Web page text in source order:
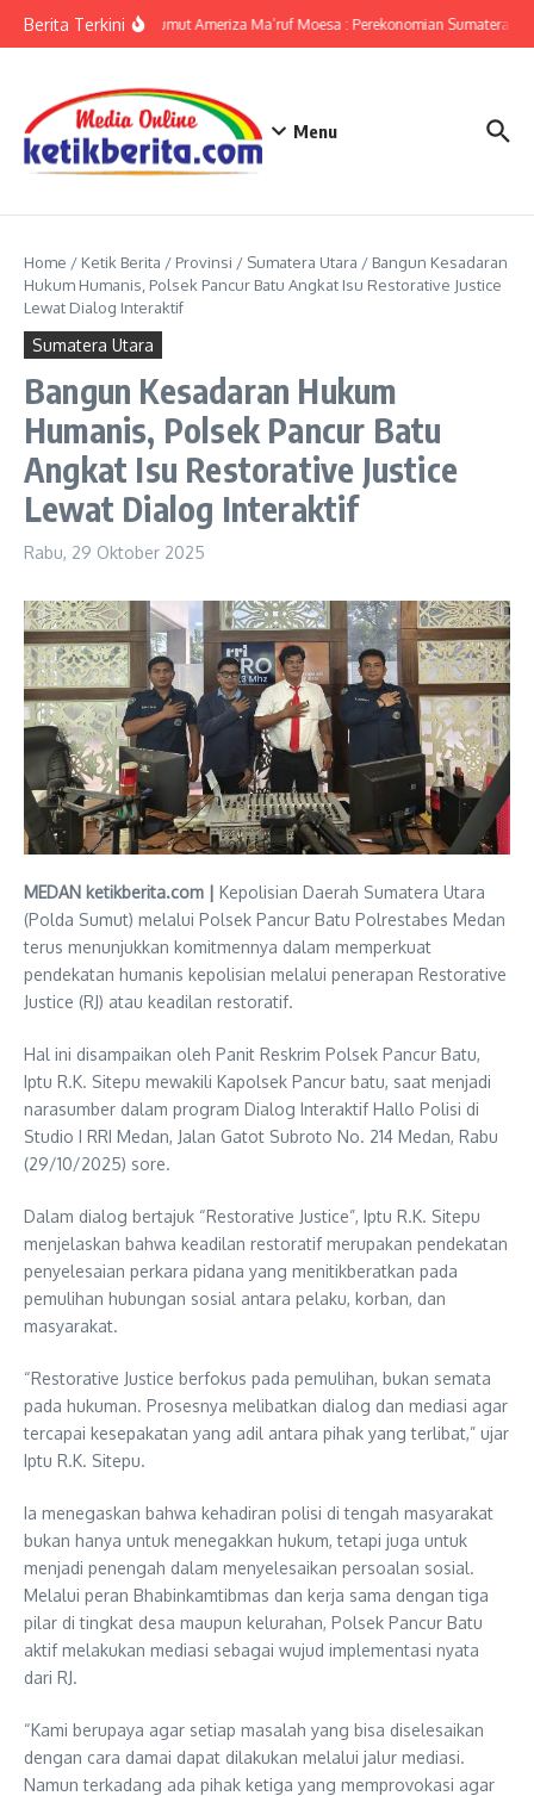
Berita TerkiniKPwBI Sumut Ameriza Ma’ruf Moesa : Perekonomian Sumatera
Menu
Home / Ketik Berita / Provinsi / Sumatera Utara / Bangun Kesadaran
Hukum Humanis, Polsek Pancur Batu Angkat Isu Restorative Justice
Lewat Dialog Interaktif
Sumatera Utara
Bangun Kesadaran Hukum
Humanis, Polsek Pancur Batu
Angkat Isu Restorative Justice
Lewat Dialog Interaktif
Rabu, 29 Oktober 2025
MEDAN ketikberita.com | Kepolisian Daerah Sumatera Utara
(Polda Sumut) melalui Polsek Pancur Batu Polrestabes Medan
terus menunjukkan komitmennya dalam memperkuat
pendekatan humanis kepolisian melalui penerapan Restorative
Justice (RJ) atau keadilan restoratif.
Hal ini disampaikan oleh Panit Reskrim Polsek Pancur Batu,
Iptu R.K. Sitepu mewakili Kapolsek Pancur batu, saat menjadi
narasumber dalam program Dialog Interaktif Hallo Polisi di
Studio I RRI Medan, Jalan Gatot Subroto No. 214 Medan, Rabu
(29/10/2025) sore.
Dalam dialog bertajuk “Restorative Justice”, Iptu R.K. Sitepu
menjelaskan bahwa keadilan restoratif merupakan pendekatan
penyelesaian perkara pidana yang menitikberatkan pada
pemulihan hubungan sosial antara pelaku, korban, dan
masyarakat.
“Restorative Justice berfokus pada pemulihan, bukan semata
pada hukuman. Prosesnya melibatkan dialog dan mediasi agar
tercapai kesepakatan yang adil antara pihak yang terlibat,” ujar
Iptu R.K. Sitepu.
Ia menegaskan bahwa kehadiran polisi di tengah masyarakat
bukan hanya untuk menegakkan hukum, tetapi juga untuk
menjadi penengah dalam menyelesaikan persoalan sosial.
Melalui peran Bhabinkamtibmas dan kerja sama dengan tiga
pilar di tingkat desa maupun kelurahan, Polsek Pancur Batu
aktif melakukan mediasi sebagai wujud implementasi nyata
dari RJ.
“Kami berupaya agar setiap masalah yang bisa diselesaikan
dengan cara damai dapat dilakukan melalui jalur mediasi.
Namun terkadang ada pihak ketiga yang memprovokasi agar